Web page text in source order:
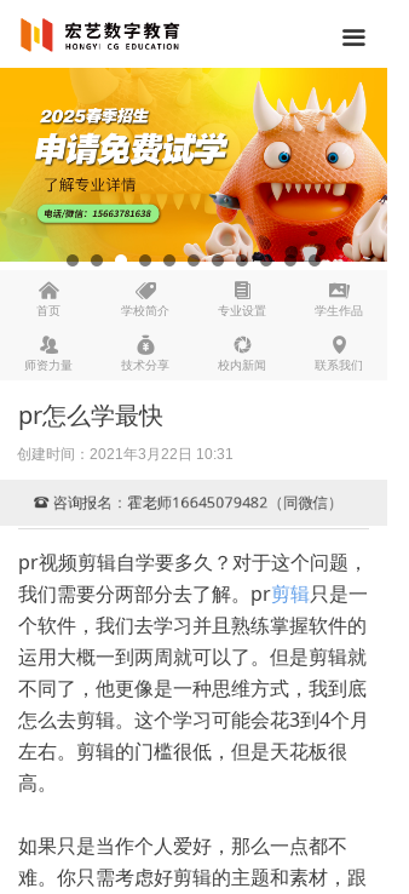
낀
首页
뀄
学校简介
뀴
专业设置
끡
学生作品
뀡
师资力量
낐
技术分享
넆
校内新闻
넹
联系我们
끀
pr怎么学最快
创建时间： 2021年3月22日 10:31
pr视频剪辑自学要多久？对于这个问题，
我们需要分两部分去了解。pr剪辑只是一
个软件，我们去学习并且熟练掌握软件的
运用大概一到两周就可以了。但是剪辑就
不同了，他更像是一种思维方式，我到底
怎么去剪辑。这个学习可能会花3到4个月
左右。剪辑的门槛很低，但是天花板很
高。
如果只是当作个人爱好，那么一点都不
难。你只需考虑好剪辑的主题和素材，跟
뀰 咨询报名：霍老师16645079482（同微信）